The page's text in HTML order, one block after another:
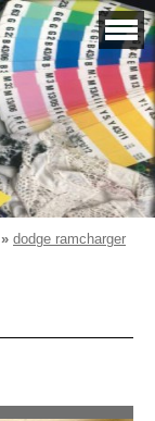
» dodge ramcharger